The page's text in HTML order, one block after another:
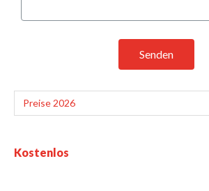
Senden
Kostenlos